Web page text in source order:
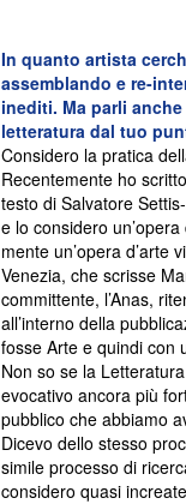
In quanto artista
assemblando e re-
inediti. Ma parli
letteratura dal tuo
Considero la pratica
Recentemente ho
testo di Salvatore
e lo considero
mente un’opera d’arte
Venezia, che scrisse
committente, l’Anas,
all’interno della
fosse Arte e quindi con
Non so se la
evocativo ancora più
pubblico che abbiamo
Dicevo dello stesso
simile processo di
considero quasi